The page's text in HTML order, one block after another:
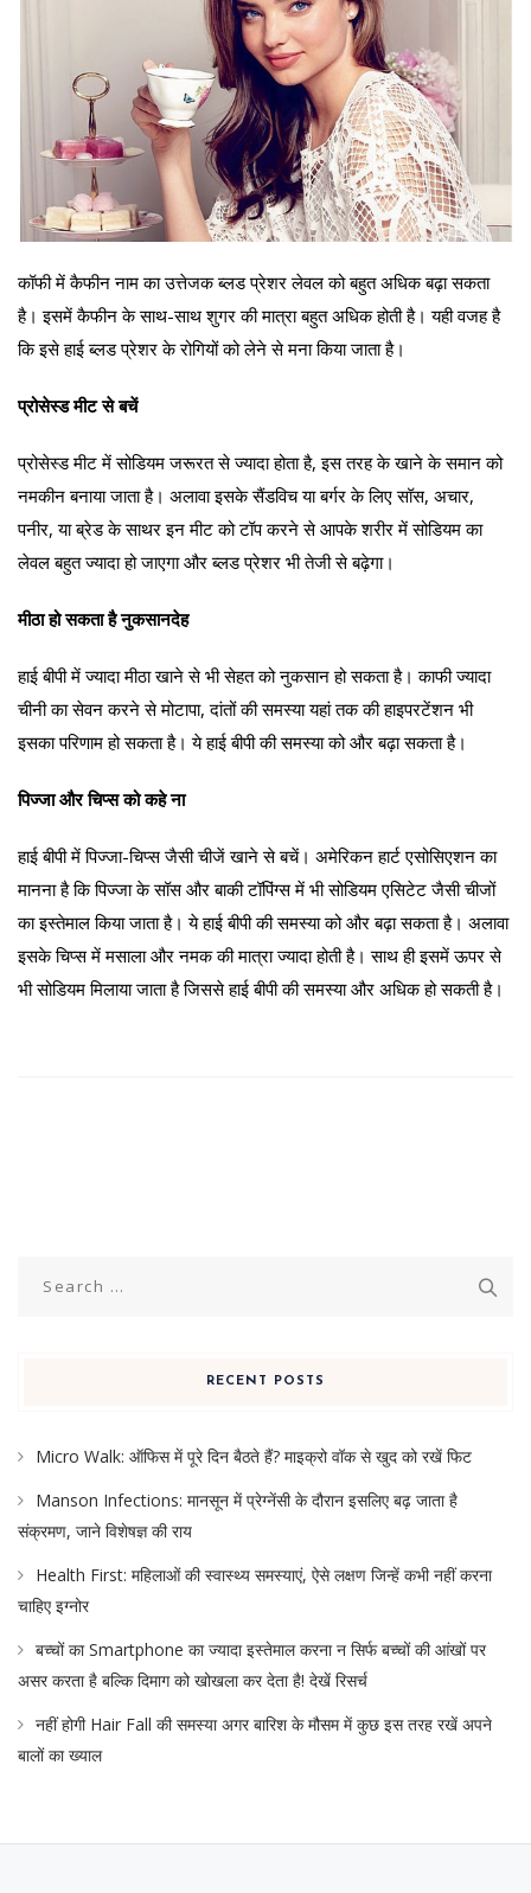
कॉफी में कैफीन नाम का उत्तेजक ब्लड प्रेशर लेवल को बहुत अधिक बढ़ा सकता
है। इसमें कैफीन के साथ-साथ शुगर की मात्रा बहुत अधिक होती है। यही वजह है
कि इसे हाई ब्लड प्रेशर के रोगियों को लेने से मना किया जाता है।
प्रोसेस्ड मीट से बचें
प्रोसेस्ड मीट में सोडियम जरूरत से ज्यादा होता है, इस तरह के खाने के समान को
नमकीन बनाया जाता है। अलावा इसके सैंडविच या बर्गर के लिए सॉस, अचार,
पनीर, या ब्रेड के साथर इन मीट को टॉप करने से आपके शरीर में सोडियम का
लेवल बहुत ज्यादा हो जाएगा और ब्लड प्रेशर भी तेजी से बढ़ेगा।
मीठा हो सकता है नुकसानदेह
हाई बीपी में ज्यादा मीठा खाने से भी सेहत को नुकसान हो सकता है। काफी ज्यादा
चीनी का सेवन करने से मोटापा, दांतों की समस्या यहां तक की हाइपरटेंशन भी
इसका परिणाम हो सकता है। ये हाई बीपी की समस्या को और बढ़ा सकता है।
पिज्जा और चिप्स को कहे ना
हाई बीपी में पिज्जा-चिप्स जैसी चीजें खाने से बचें। अमेरिकन हार्ट एसोसिएशन का
मानना है कि पिज्जा के सॉस और बाकी टॉपिंग्स में भी सोडियम एसिटेट जैसी चीजों
का इस्तेमाल किया जाता है। ये हाई बीपी की समस्या को और बढ़ा सकता है। अलावा
इसके चिप्स में मसाला और नमक की मात्रा ज्यादा होती है। साथ ही इसमें ऊपर से
भी सोडियम मिलाया जाता है जिससे हाई बीपी की समस्या और अधिक हो सकती है।
RECENT POSTS
Micro Walk: ऑफिस में पूरे दिन बैठते हैं? माइक्रो वॉक से खुद को रखें फिट
Manson Infections: मानसून में प्रेग्नेंसी के दौरान इसलिए बढ़ जाता है
संक्रमण, जाने विशेषज्ञ की राय
Health First: महिलाओं की स्वास्थ्य समस्याएं, ऐसे लक्षण जिन्हें कभी नहीं करना
चाहिए इग्नोर
बच्चों का Smartphone का ज्यादा इस्तेमाल करना न सिर्फ बच्चों की आंखों पर
असर करता है बल्कि दिमाग को खोखला कर देता है! देखें रिसर्च
नहीं होगी Hair Fall की समस्या अगर बारिश के मौसम में कुछ इस तरह रखें अपने
बालों का ख्याल